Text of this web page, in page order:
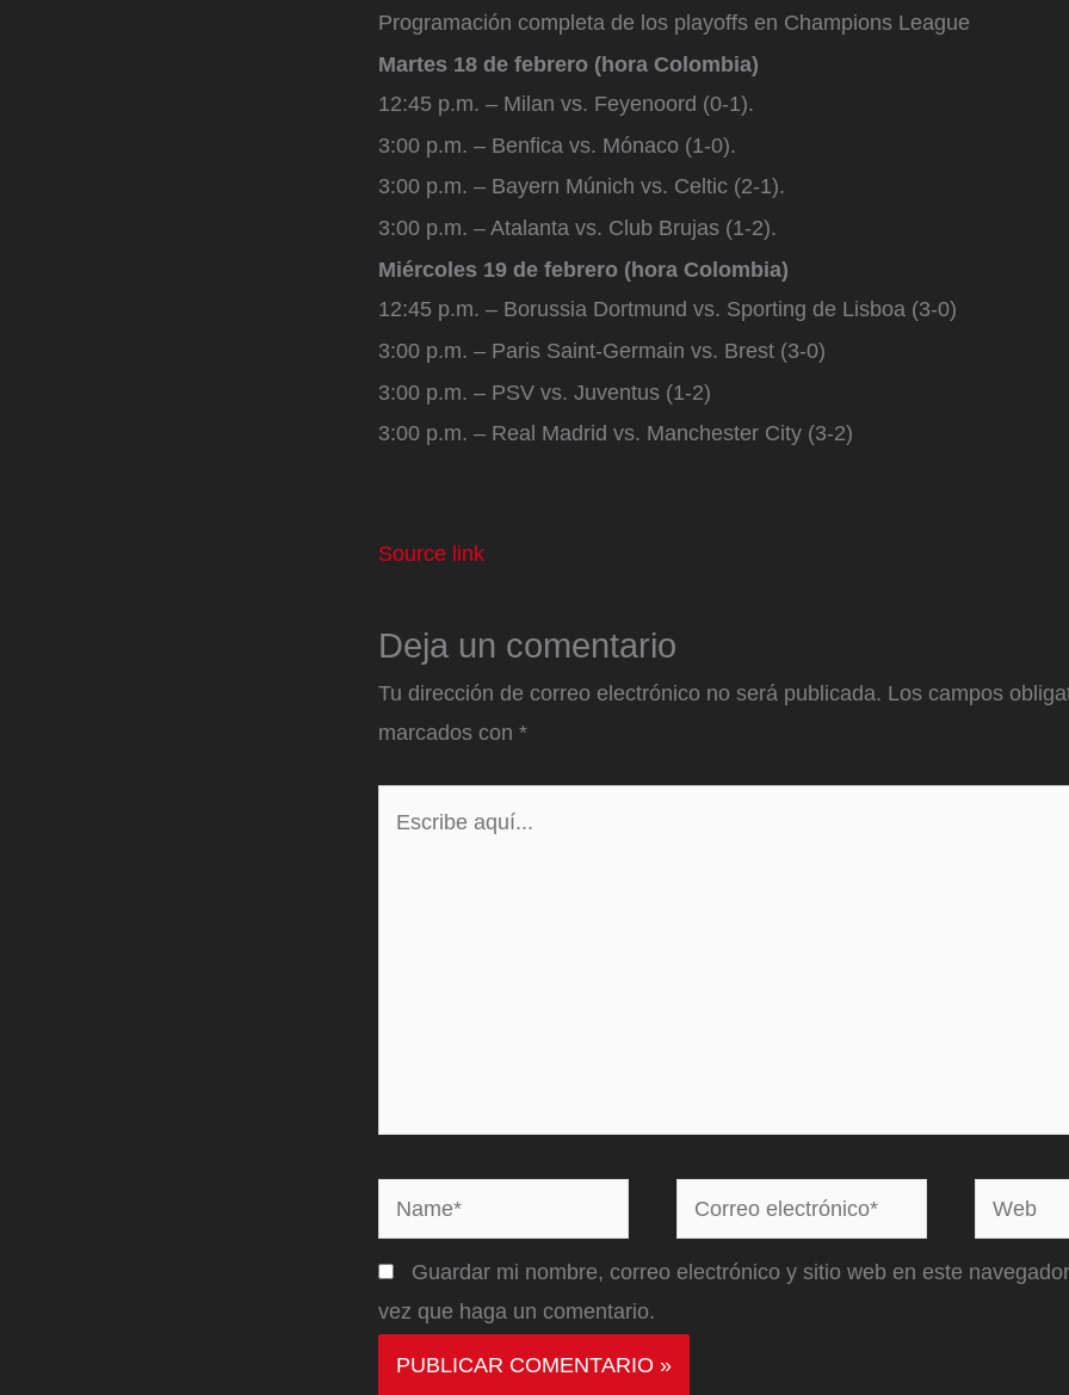
Programación completa de los playoffs en Champions League
Martes 18 de febrero (hora Colombia)
12:45 p.m. – Milan vs. Feyenoord (0-1).
3:00 p.m. – Benfica vs. Mónaco (1-0).
3:00 p.m. – Bayern Múnich vs. Celtic (2-1).
3:00 p.m. – Atalanta vs. Club Brujas (1-2).
Miércoles 19 de febrero (hora Colombia)
12:45 p.m. – Borussia Dortmund vs. Sporting de Lisboa (3-0)
3:00 p.m. – Paris Saint-Germain vs. Brest (3-0)
3:00 p.m. – PSV vs. Juventus (1-2)
3:00 p.m. – Real Madrid vs. Manchester City (3-2)
Source link
Deja un comentario
Tu dirección de correo electrónico no será publicada. Los campos
marcados con *
Name*
Correo
electrónico*
Web
Guardar mi nombre, correo electrónico y sitio web en este
vez que haga un comentario.